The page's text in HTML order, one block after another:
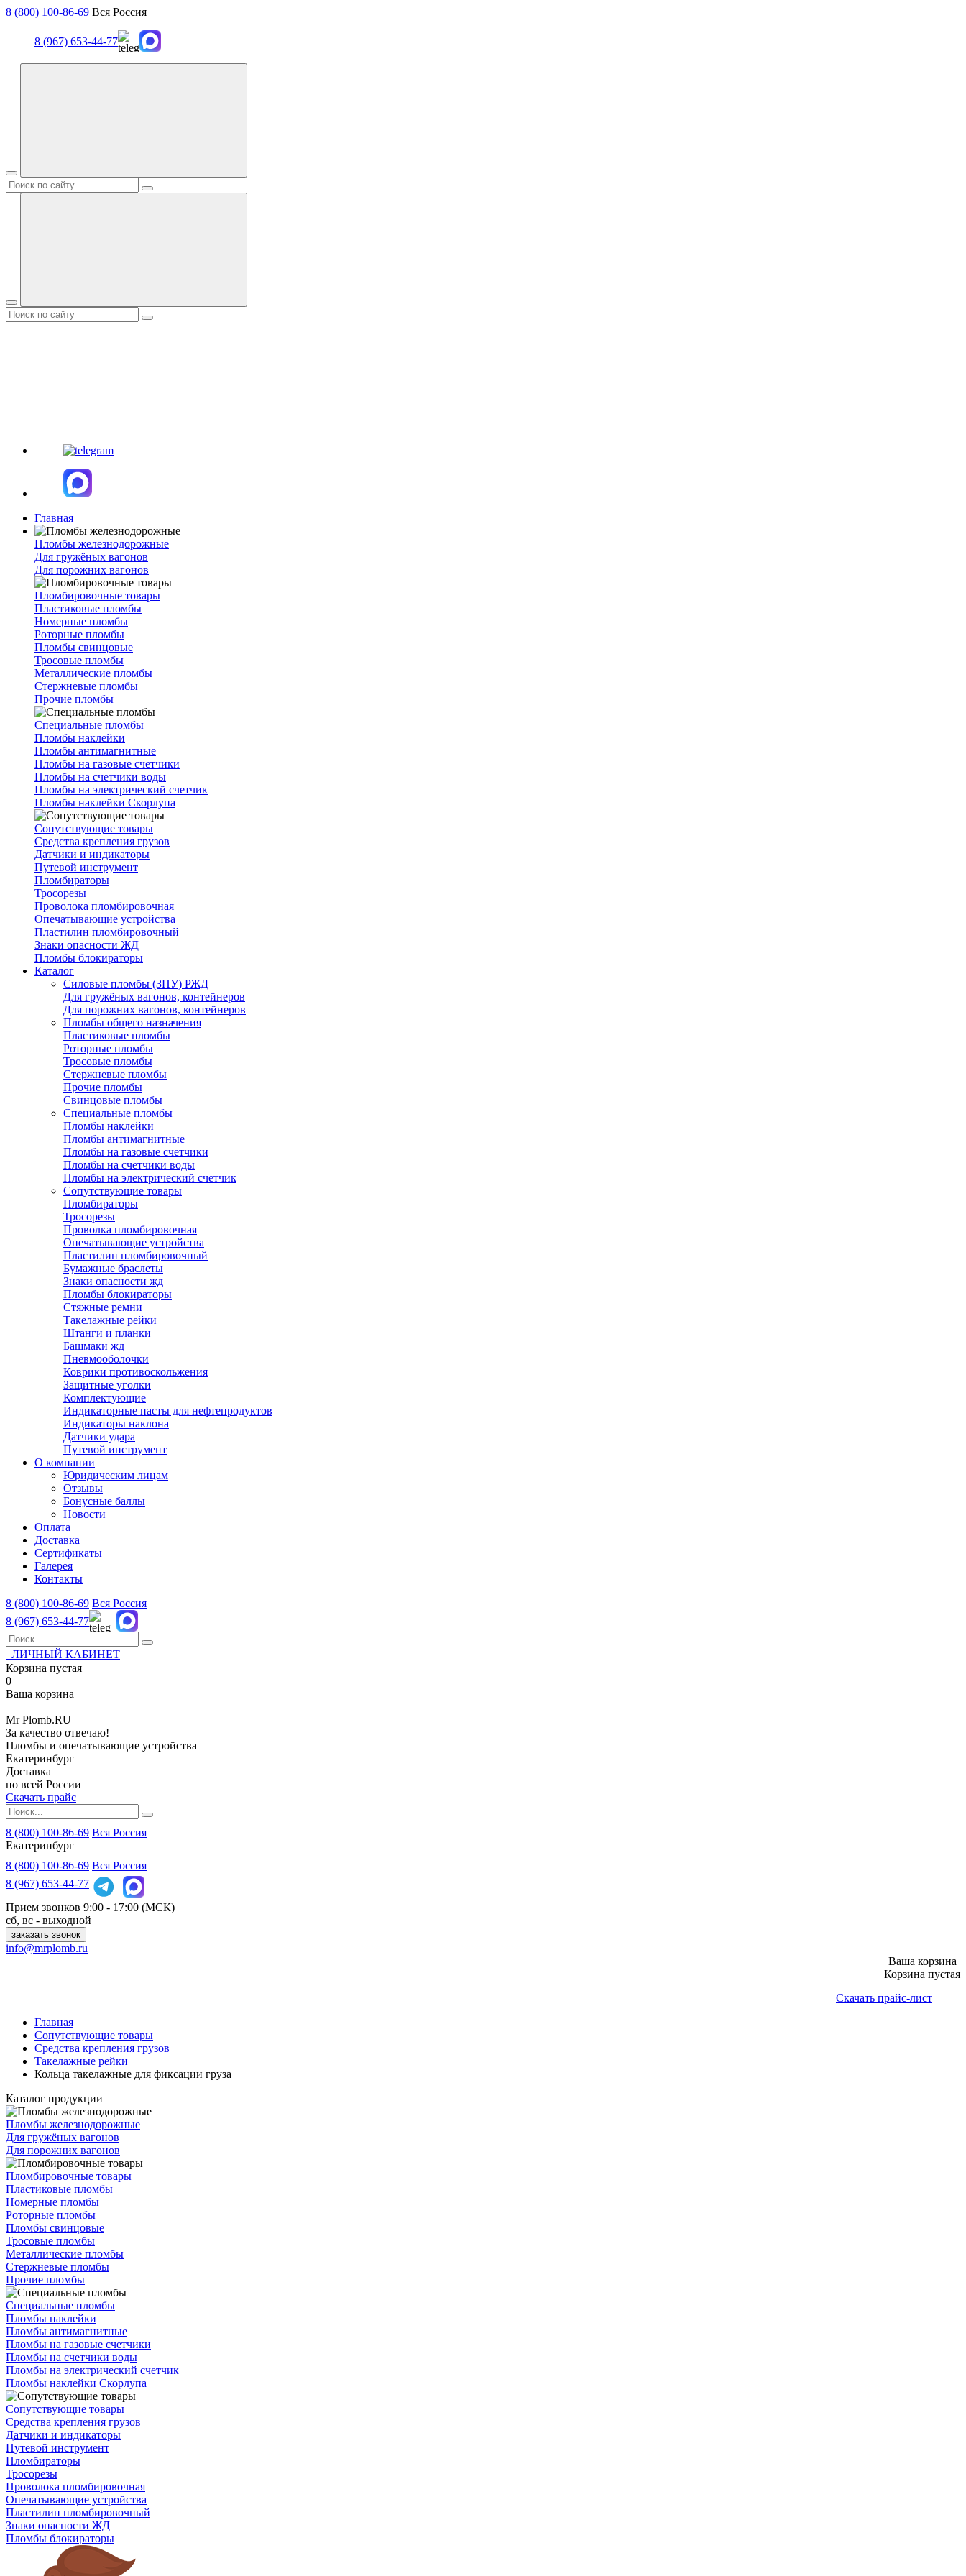
8 (800) 100-86-69 Вся Россия
8 (967) 653-44-77
Главная
Пломбы железнодорожные
Для гружёных вагонов
Для порожних вагонов
Пломбировочные товары
Пластиковые пломбы
Номерные пломбы
Роторные пломбы
Пломбы свинцовые
Тросовые пломбы
Металлические пломбы
Стержневые пломбы
Прочие пломбы
Специальные пломбы
Пломбы наклейки
Пломбы антимагнитные
Пломбы на газовые счетчики
Пломбы на счетчики воды
Пломбы на электрический счетчик
Пломбы наклейки Скорлупа
Сопутствующие товары
Средства крепления грузов
Датчики и индикаторы
Путевой инструмент
Пломбираторы
Тросорезы
Проволока пломбировочная
Опечатывающие устройства
Пластилин пломбировочный
Знаки опасности ЖД
Пломбы блокираторы
Каталог
Силовые пломбы (ЗПУ) РЖД
Для гружёных вагонов, контейнеров
Для порожних вагонов, контейнеров
Пломбы общего назначения
Пластиковые пломбы
Роторные пломбы
Тросовые пломбы
Стержневые пломбы
Прочие пломбы
Свинцовые пломбы
Специальные пломбы
Пломбы наклейки
Пломбы антимагнитные
Пломбы на газовые счетчики
Пломбы на счетчики воды
Пломбы на электрический счетчик
Сопутствующие товары
Пломбираторы
Тросорезы
Проволка пломбировочная
Опечатывающие устройства
Пластилин пломбировочный
Бумажные браслеты
Знаки опасности жд
Пломбы блокираторы
Стяжные ремни
Такелажные рейки
Штанги и планки
Башмаки жд
Пневмооболочки
Коврики противоскольжения
Защитные уголки
Комплектующие
Индикаторные пасты для нефтепродуктов
Индикаторы наклона
Датчики удара
Путевой инструмент
О компании
Юридическим лицам
Отзывы
Бонусные баллы
Новости
Оплата
Доставка
Сертификаты
Галерея
Контакты
8 (800) 100-86-69 Вся Россия
8 (967) 653-44-77
ЛИЧНЫЙ КАБИНЕТ
Корзина пустая
0
Ваша корзина
MrPlomb.RU
За качество отвечаю!
Пломбы и опечатывающие устройства
Екатеринбург
Доставка
по всей России
Скачать прайс
8 (800) 100-86-69 Вся Россия
Екатеринбург
8 (800) 100-86-69 Вся Россия
8 (967) 653-44-77
Прием звонков 9:00 - 17:00 (МСК)
сб, вс - выходной
заказать звонок
info@mrplomb.ru
Ваша корзина
Корзина пустая
Скачать прайс-лист
Главная
Сопутствующие товары
Средства крепления грузов
Такелажные рейки
Кольца такелажные для фиксации груза
Каталог продукции
Пломбы железнодорожные
Для гружёных вагонов
Для порожних вагонов
Пломбировочные товары
Пластиковые пломбы
Номерные пломбы
Роторные пломбы
Пломбы свинцовые
Тросовые пломбы
Металлические пломбы
Стержневые пломбы
Прочие пломбы
Специальные пломбы
Пломбы наклейки
Пломбы антимагнитные
Пломбы на газовые счетчики
Пломбы на счетчики воды
Пломбы на электрический счетчик
Пломбы наклейки Скорлупа
Сопутствующие товары
Средства крепления грузов
Датчики и индикаторы
Путевой инструмент
Пломбираторы
Тросорезы
Проволока пломбировочная
Опечатывающие устройства
Пластилин пломбировочный
Знаки опасности ЖД
Пломбы блокираторы